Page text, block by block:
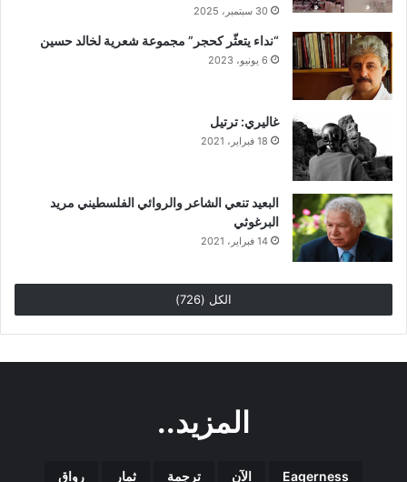
30 سبتمبر، 2025
“نداء يتعثّر كحجر” مجموعة شعرية لخالد حسين
6 يونيو، 2023
غاليري: ترتيل
18 فبراير، 2021
البعيد تنعي الشاعر والروائي الفلسطيني مريد
البرغوثي
14 فبراير، 2021
الكل (726)
المزيد..
Eagerness الآن ترجمة ثمار رواق